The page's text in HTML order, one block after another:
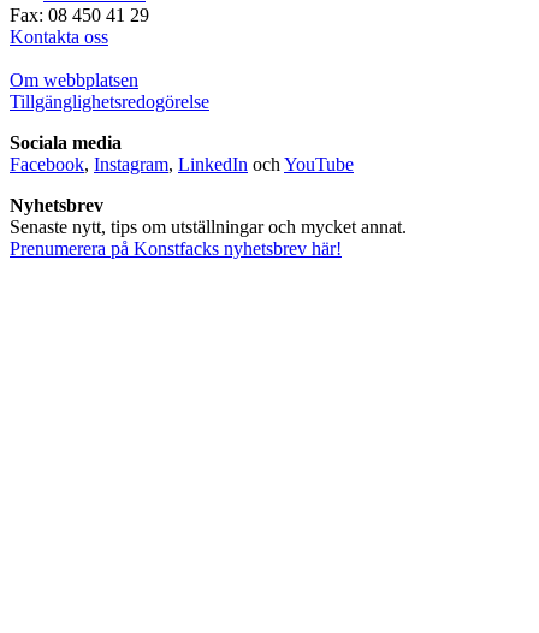
Fax: 08 450 41 29
Kontakta oss
Om webbplatsen
Tillgänglighetsredogörelse
Sociala media
Facebook, Instagram, LinkedIn och YouTube
Nyhetsbrev
Senaste nytt, tips om utställningar och mycket annat.
Prenumerera på Konstfacks nyhetsbrev här!